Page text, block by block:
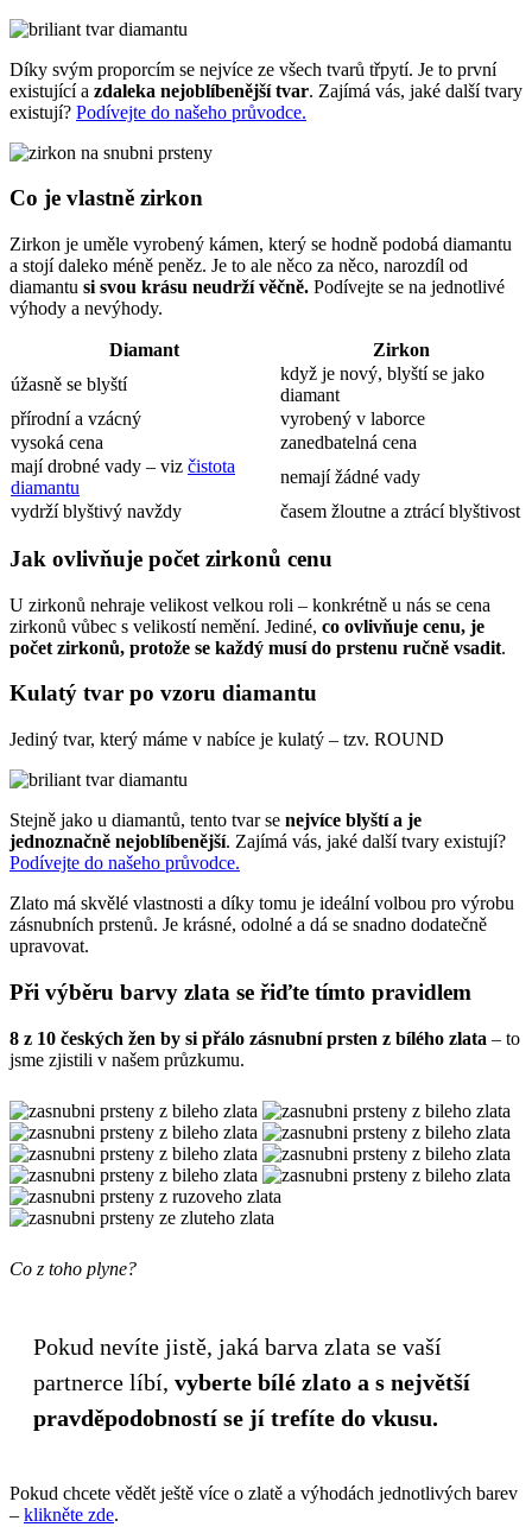
Díky svým proporcím se nejvíce ze všech tvarů třpytí. Je to první
existující a zdaleka nejoblíbenější tvar. Zajímá vás, jaké další tvary
existují? Podívejte do našeho průvodce.
Co je vlastně zirkon
Zirkon je uměle vyrobený kámen, který se hodně podobá diamantu
a stojí daleko méně peněz. Je to ale něco za něco, narozdíl od
diamantu si svou krásu neudrží věčně. Podívejte se na jednotlivé
výhody a nevýhody.
Diamant
Zirkon
úžasně se blyští
když je nový, blyští se jako
diamant
přírodní a vzácný
vyrobený v laborce
vysoká cena
zanedbatelná cena
mají drobné vady – viz čistota
diamantu
nemají žádné vady
vydrží blyštivý navždy
časem žloutne a ztrácí blyštivost
Jak ovlivňuje počet zirkonů cenu
U zirkonů nehraje velikost velkou roli – konkrétně u nás se cena
zirkonů vůbec s velikostí nemění. Jediné, co ovlivňuje cenu, je
počet zirkonů, protože se každý musí do prstenu ručně vsadit.
Kulatý tvar po vzoru diamantu
Jediný tvar, který máme v nabíce je kulatý – tzv. ROUND
Stejně jako u diamantů, tento tvar se nejvíce blyští a je
jednoznačně nejoblíbenější. Zajímá vás, jaké další tvary existují?
Podívejte do našeho průvodce.
Zlato má skvělé vlastnosti a díky tomu je ideální volbou pro výrobu
zásnubních prstenů. Je krásné, odolné a dá se snadno dodatečně
upravovat.
Při výběru barvy zlata se řiďte tímto pravidlem
8 z 10 českých žen by si přálo zásnubní prsten z bílého zlata – to
jsme zjistili v našem průzkumu.
Co z toho plyne?
Pokud nevíte jistě, jaká barva zlata se vaší
partnerce líbí, vyberte bílé zlato a s největší
pravděpodobností se jí trefíte do vkusu.
Pokud chcete vědět ještě více o zlatě a výhodách jednotlivých barev
– klikněte zde.